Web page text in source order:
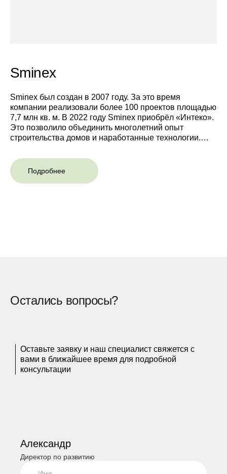
Sminex
Sminex был создан в 2007 году. За это время
компании реализовали более 100 проектов площадью
7,7 млн кв. м. В 2022 году Sminex приобрёл «Интеко».
Это позволило объединить многолетний опыт
строительства домов и наработанные технологии.
самой комфортной и престижной среды в новых
проектах своего портфеля.
Подробнее
Остались вопросы?
Оставьте заявку и наш специалист свяжется с
вами в ближайшее время для подробной
консультации
Александр
Директор по развитию